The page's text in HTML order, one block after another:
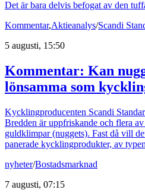
Det är bara delvis befogat av den
Kommentar,Aktieanalys/Scandi
5 augusti, 15:50
Kommentar: Kan
lönsamma som
Kycklingproducenten Scandi
Bredden är uppfriskande och flera
guldklimpar (nuggets). Fast då vill
panerade kycklingprodukter, av
nyheter/Bostadsmarknad
7 augusti, 07:15